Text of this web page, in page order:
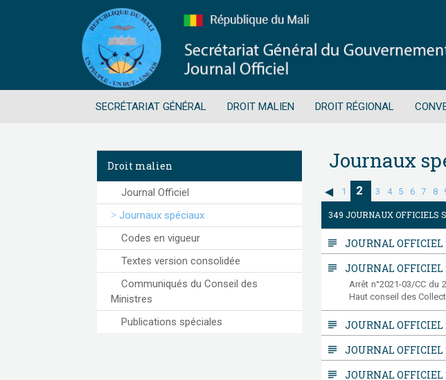
SECRÉTARIAT GÉNÉRAL DROIT MALIEN DROIT RÉGIONAL
Droit malien
Journal Officiel
Journaux spéciaux
Codes en vigueur
Textes version consolidée
Communiqués du Conseil des
Ministres
Publications spéciales
Journaux
1 2 3 4 5 6 7 8
349 JOURNAUX OFFICIELS
subject JOURNAL OFFICIEL
subject JOURNAL OFFICIEL
Arrêt n°2021-03/CC
Haut conseil des
subject JOURNAL OFFICIEL
subject JOURNAL OFFICIEL
subject JOURNAL OFFICIEL